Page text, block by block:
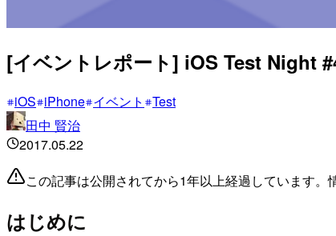
[イベントレポート] iOS Test Night
iOS iPhone イベント
Test
田中 賢治
2017.05.22
この記事は公開されてから1年以上経過しています。
はじめに